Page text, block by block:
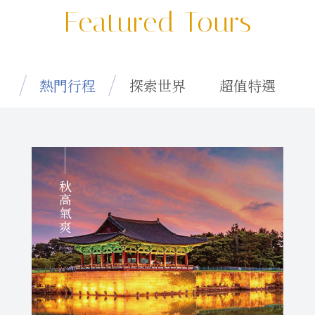
Featured Tours
熱門行程 探索世界 超值特選
秋高氣爽